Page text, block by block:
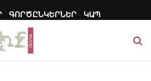
ԳՈՐԾԸՆԿԵՐՆԵՐ ԿԱՊ